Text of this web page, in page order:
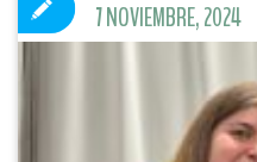
7 NOVIEMBRE, 2024